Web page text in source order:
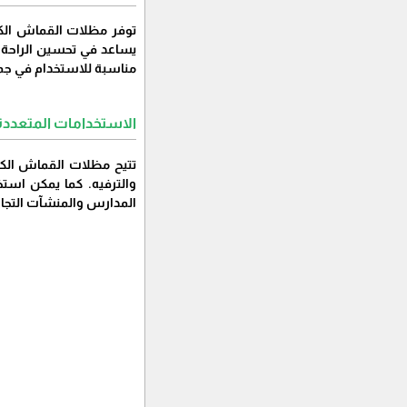
توفر مظلات القماش
يساعد في تحسين الراحة
مناسبة للاستخدام في
الاستخدامات
تتيح مظلات القماش
والترفيه. كما يمكن
المدارس والمنشآت